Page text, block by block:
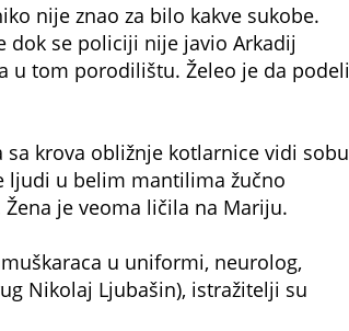
nije znao za bilo kakve sukobe.
dok se policiji nije javio Arkadij
u tom porodilištu. Želeo je da podeli
krova obližnje kotlarnice vidi sobu
ljudi u belim mantilima žučno
je veoma ličila na Mariju.
u uniformi, neurolog,
Nikolaj Ljubašin), istražitelji su